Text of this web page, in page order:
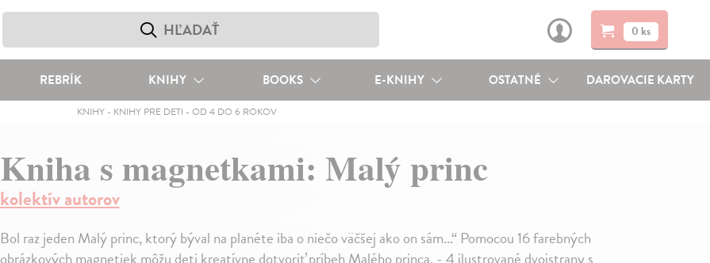
0 ks
REBRÍK KNIHY BOOKS E-KNIHY OSTATNÉ DAROVACIE KARTY
KNIHY- KNIHY PRE DETI - OD 4 DO 6 ROKOV
Kniha s magnetkami: Malý princ
kolektív autorov
Bol raz jeden Malý princ, ktorý býval na planéte iba o niečo väčšej ako on sám...“ Pomocou 16 farebných